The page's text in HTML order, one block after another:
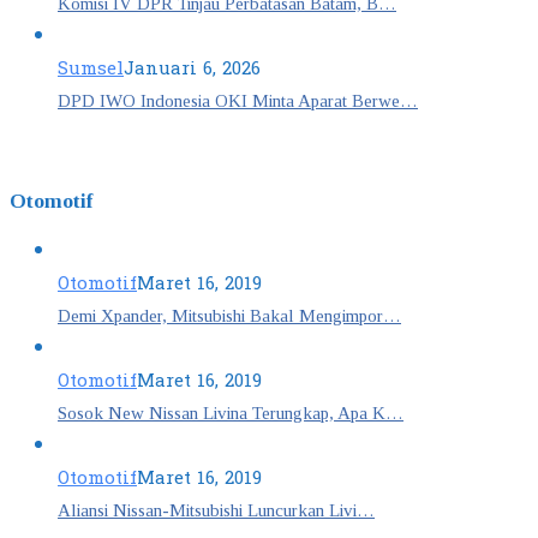
SumselJanuari 6, 2026
DPD IWO Indonesia OKI Minta Aparat Berwe…
Otomotif
OtomotifMaret 16, 2019
Demi Xpander, Mitsubishi Bakal Mengimpor…
OtomotifMaret 16, 2019
Sosok New Nissan Livina Terungkap, Apa K…
OtomotifMaret 16, 2019
Aliansi Nissan-Mitsubishi Luncurkan Livi…